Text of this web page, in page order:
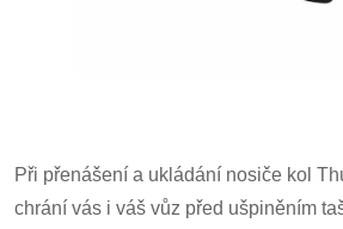
Při přenášení a ukládání nosiče kol
chrání vás i váš vůz před ušpiněním